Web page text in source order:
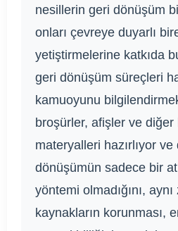
nesillerin geri dönüşüm
onları çevreye duyarlı
yetiştirmelerine katkıda
geri dönüşüm süreçleri
kamuoyunu
broşürler, afişler ve
materyalleri hazırlıyor ve
dönüşümün sadece bir
yöntemi olmadığını,
kaynakların korunması,